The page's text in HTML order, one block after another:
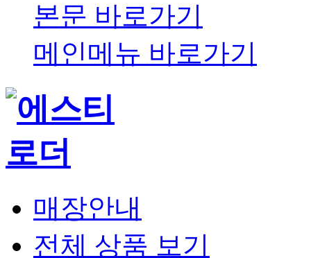
본문 바로가기
메인메뉴 바로가기
매장안내
전체 상품 보기